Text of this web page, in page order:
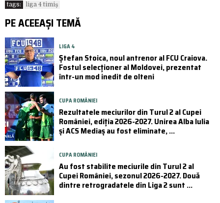
tags: liga 4 timiș
PE ACEEAȘI TEMĂ
LIGA 4
Ștefan Stoica, noul antrenor al FCU Craiova.
Fostul selecționer al Moldovei, prezentat
într-un mod inedit de olteni
CUPA ROMÂNIEI
Rezultatele meciurilor din Turul 2 al Cupei
României, ediția 2026-2027. Unirea Alba Iulia
și ACS Mediaș au fost eliminate, ...
CUPA ROMÂNIEI
Au fost stabilite meciurile din Turul 2 al
Cupei României, sezonul 2026-2027. Două
dintre retrogradatele din Liga 2 sunt ...